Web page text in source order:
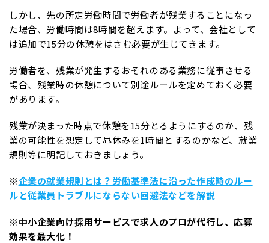
しかし、先の所定労働時間で労働者が残業することになっ
た場合、労働時間は8時間を超えます。よって、会社として
は追加で15分の休憩をはさむ必要が生じてきます。
労働者を、残業が発生するおそれのある業務に従事させる
場合、残業時の休憩について別途ルールを定めておく必要
があります。
残業が決まった時点で休憩を15分とるようにするのか、残
業の可能性を想定して昼休みを1時間とするのかなど、就業
規則等に明記しておきましょう。
※企業の就業規則とは？労働基準法に沿った作成時のルー
ルと従業員トラブルにならない回避法などを解説
※中小企業向け採用サービスで求人のプロが代行し、応募
効果を最大化！